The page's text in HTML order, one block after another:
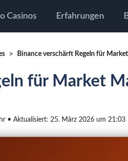
Casinos Erfahrungen
für Market
• Aktualisiert: 25. März 2026 um 21:03